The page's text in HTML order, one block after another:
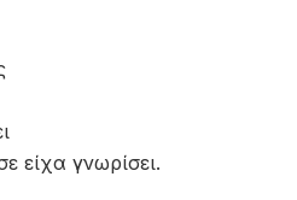
είχα γνωρίσει.